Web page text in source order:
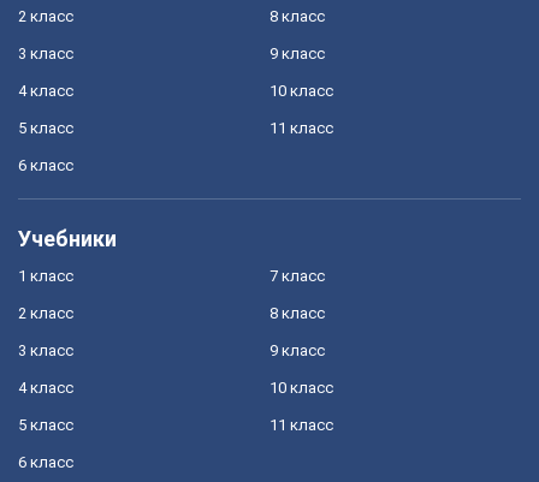
2 класс
3 класс
4 класс
5 класс
6 класс
8 класс
9 класс
10 класс
11 класс
Учебники
1 класс
2 класс
3 класс
4 класс
5 класс
6 класс
7 класс
8 класс
9 класс
10 класс
11 класс